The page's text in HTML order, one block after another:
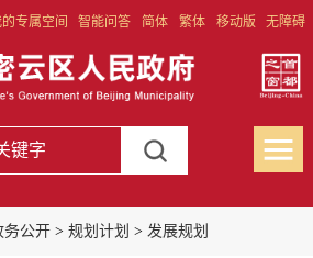
专属空间 智能问答 简体 繁体 移动版 无障碍
务公开> 规划计划 > 发展规划